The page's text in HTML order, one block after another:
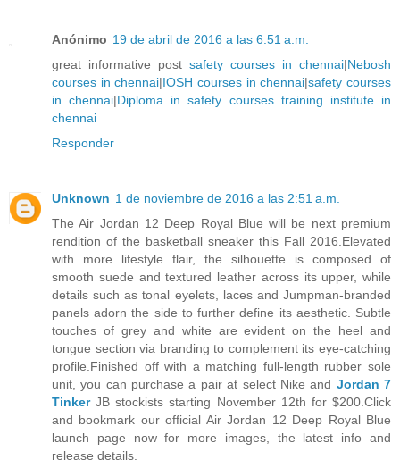
Anónimo 19 de abril de 2016 a las 6:51 a.m.
great informative post safety courses in chennai|Nebosh
courses in chennai|IOSH courses in chennai|safety courses
in chennai|Diploma in safety courses training institute in
chennai
Responder
Unknown 1 de noviembre de 2016 a las 2:51 a.m.
The Air Jordan 12 Deep Royal Blue will be next premium
rendition of the basketball sneaker this Fall 2016.Elevated
with more lifestyle flair, the silhouette is composed of
smooth suede and textured leather across its upper, while
details such as tonal eyelets, laces and Jumpman-branded
panels adorn the side to further define its aesthetic. Subtle
touches of grey and white are evident on the heel and
tongue section via branding to complement its eye-catching
profile.Finished off with a matching full-length rubber sole
unit, you can purchase a pair at select Nike and Jordan 7
TinkerJB stockists starting November 12th for $200.Click
and bookmark our official Air Jordan 12 Deep Royal Blue
launch page now for more images, the latest info and
release details.